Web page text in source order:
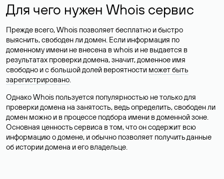
Для чего нужен Whois сервис
Прежде всего, Whois позволяет бесплатно и быстро
выяснить, свободен ли домен. Если информация по
доменному имени не внесена в whois и не выдается в
результатах проверки домена, значит, доменное имя
свободно и с большой долей вероятности может быть
зарегистрировано.
Однако Whois пользуется популярностью не только для
проверки домена на занятость, ведь определить, свободен ли
домен можно и в процессе подбора имени в доменной зоне.
Основная ценность сервиса в том, что он содержит всю
информацию о домене, и обычно позволяет получить данные
об истории домена и его владельце.